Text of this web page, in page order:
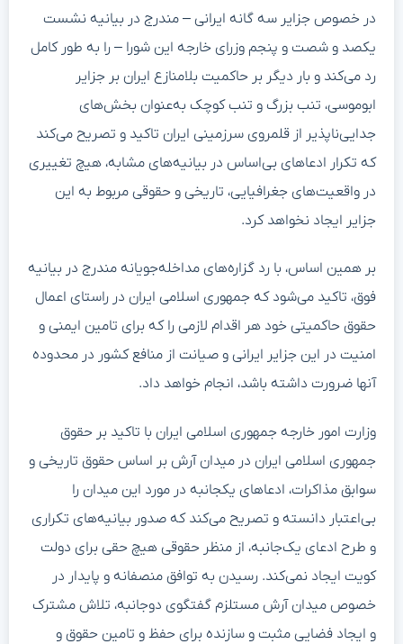
در خصوص جزایر سه گانه ایرانی – مندرج در بیانیه نشست
یکصد و شصت و پنجم وزرای خارجه این شورا – را به طور کامل
رد می‌کند و بار دیگر بر حاکمیت بلامنازع ایران بر جزایر
ابوموسی، تنب بزرگ و تنب کوچک به‌عنوان بخش‌های
جدایی‌ناپذیر از قلمروی سرزمینی ایران تاکید و تصریح می‌کند
که تکرار ادعاهای بی‌اساس در بیانیه‌های مشابه، هیچ تغییری
در واقعیت‌های جغرافیایی، تاریخی و حقوقی مربوط به این
جزایر ایجاد نخواهد کرد.
بر همین اساس، با رد گزاره‌های مداخله‌جویانه مندرج در بیانیه
فوق، تاکید می‌شود که جمهوری اسلامی ایران در راستای اعمال
حقوق حاکمیتی خود هر اقدام لازمی را که برای تامین ایمنی و
امنیت در این جزایر ایرانی و صیانت از منافع کشور در محدوده
آنها ضرورت داشته باشد، انجام خواهد داد.
وزارت امور خارجه جمهوری اسلامی ایران با تاکید بر حقوق
جمهوری اسلامی ایران در میدان آرش بر اساس حقوق تاریخی و
سوابق مذاکرات، ادعاهای یکجانبه در مورد این میدان را
بی‌اعتبار دانسته و تصریح می‌کند که صدور بیانیه‌های تکراری
و طرح ادعای یک‌جانبه، از منظر حقوقی هیچ حقی برای دولت
کویت ایجاد نمی‌کند. رسیدن به توافق منصفانه و پایدار در
خصوص میدان آرش مستلزم گفتگوی دوجانبه، تلاش مشترک
و ایجاد فضایی مثبت و سازنده برای حفظ و تامین حقوق و